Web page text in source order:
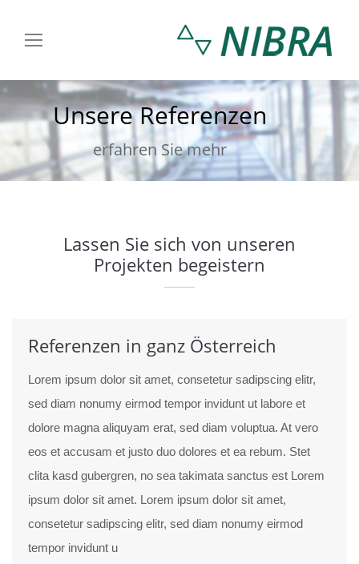
Unsere Referenzen
erfahren Sie mehr
You are here:
Lassen Sie sich von unseren
Projekten begeistern
Referenzen in ganz Österreich
Lorem ipsum dolor sit amet, consetetur sadipscing elitr,
sed diam nonumy eirmod tempor invidunt ut labore et
dolore magna aliquyam erat, sed diam voluptua. At vero
eos et accusam et justo duo dolores et ea rebum. Stet
clita kasd gubergren, no sea takimata sanctus est Lorem
ipsum dolor sit amet. Lorem ipsum dolor sit amet,
consetetur sadipscing elitr, sed diam nonumy eirmod
tempor invidunt u